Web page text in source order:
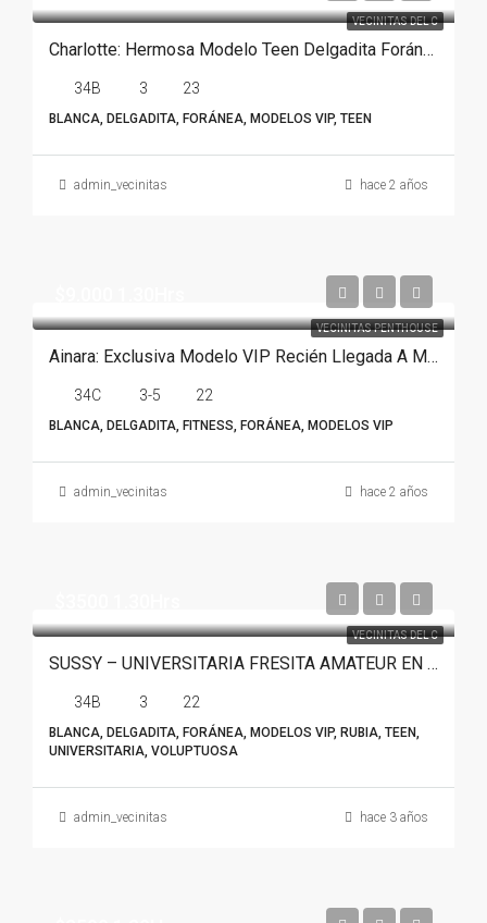
VECINITAS DEL C
Charlotte: Hermosa Modelo Teen Delgadita Foránea En Monterrey
34B 3 23
BLANCA, DELGADITA, FORÁNEA, MODELOS VIP, TEEN
admin_vecinitas hace 2 años
VECINITAS PENTHOUSE
Ainara: Exclusiva Modelo VIP Recién Llegada A Monterrey
34C 3-5 22
BLANCA, DELGADITA, FITNESS, FORÁNEA, MODELOS VIP
admin_vecinitas hace 2 años
VECINITAS DEL C
SUSSY – UNIVERSITARIA FRESITA AMATEUR EN MONTERREY
34B 3 22
BLANCA, DELGADITA, FORÁNEA, MODELOS VIP, RUBIA, TEEN,
UNIVERSITARIA, VOLUPTUOSA
admin_vecinitas hace 3 años